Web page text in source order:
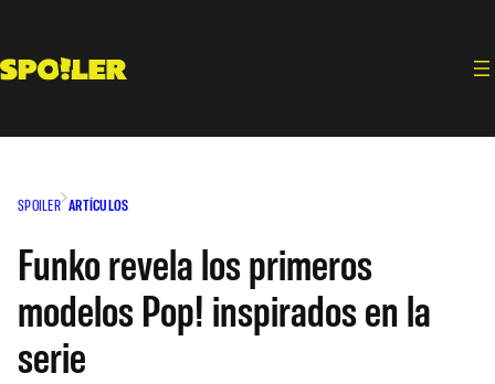
contenido
SPOILER ARTÍCULOS
Funko revela los primeros
modelos Pop! inspirados en la
serie